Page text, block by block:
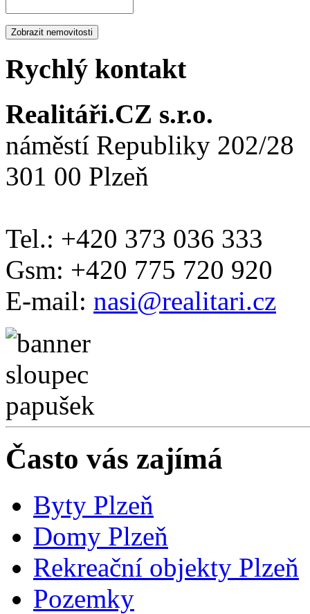
Rychlý kontakt
Realitáři.CZ s.r.o.
náměstí Republiky 202/28
301 00 Plzeň
Tel.: +420 373 036 333
Gsm: +420 775 720 920
E-mail: nasi@realitari.cz
Často vás zajímá
Byty Plzeň
Domy Plzeň
Rekreační objekty Plzeň
Pozemky